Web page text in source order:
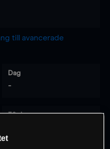
till avancerade
Dag
-
30 dagar